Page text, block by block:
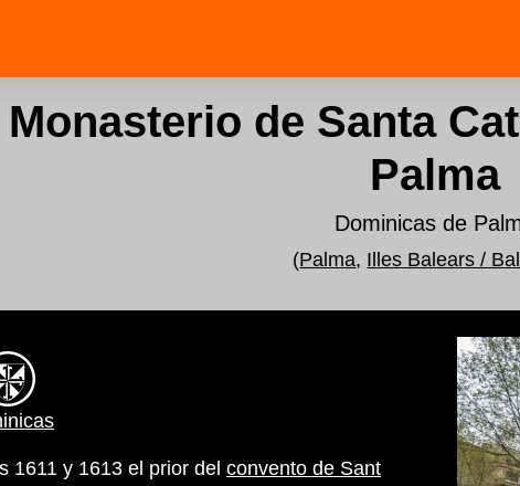
Monasterio de Santa
Palma
Dominicas de
(Palma, Illes Balears /
1611 y 1613 el prior del convento de Sant